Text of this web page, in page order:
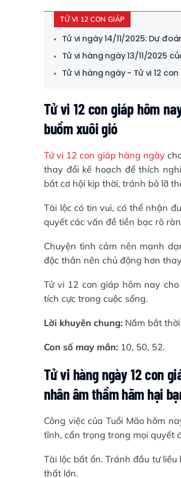
TỬ VI 12 CON GIÁP
Tử vi ngày 14/11/2025: Dự
Tử vi hàng ngày 13/11/2025
Tử vi hàng ngày - Tử vi 12
Tử vi 12 con giáp hôm
buồm xuôi gió
Tử vi 12 con giáp hàng ngày
thay đổi kế hoạch để thích
bắt cơ hội kịp thời, tránh bỏ lỡ
Tài lộc có tin vui, có thể nhận
quyết các vấn đề tiền bạc rõ
Chuyện tình cảm nên mạnh
độc thân nên chủ động hơn
Tử vi 12 con giáp hôm nay
tích cực trong cuộc sống.
Lời khuyên chung: Nắm bắt
Con số may mắn: 10, 50, 52.
Tử vi hàng ngày 12 con
nhân âm thầm hãm hại
Công việc của Tuổi Mão hôm
tĩnh, cẩn trọng trong mọi quyết
Tài lộc bất ổn. Tránh đầu tư
thất lớn.